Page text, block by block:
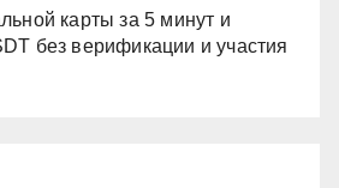
карты за 5 минут и
без верификации и участия